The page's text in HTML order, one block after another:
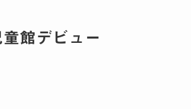
館デビュー